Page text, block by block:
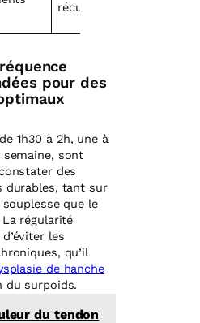
récupération
pour des
1h30 à 2h, une à
sont
des
durables, tant sur
que le
régularité
les
qu’il
de hanche
du surpoids.
du tendon